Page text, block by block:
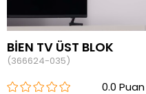
BİEN TV ÜST BLOK
(366624-035)
0.0